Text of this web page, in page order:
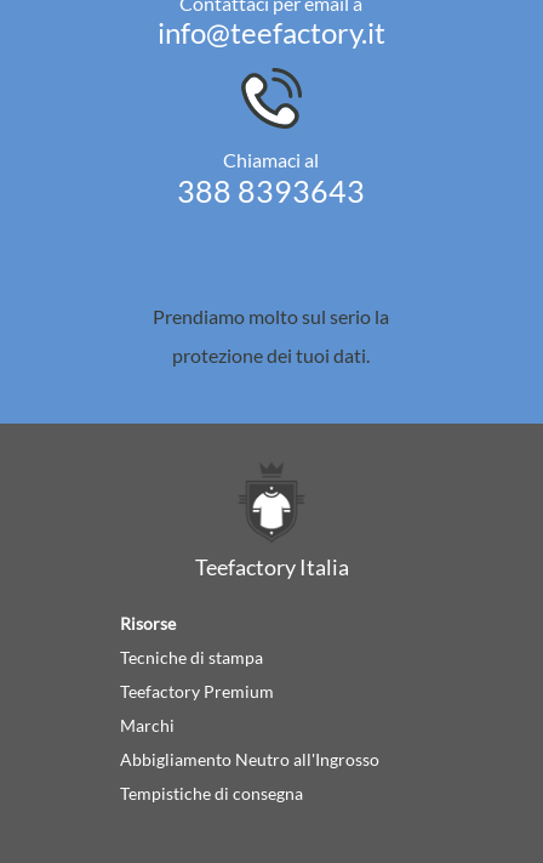
info@teefactory.it
Chiamaci al
388 8393643
Prendiamo molto sul serio la
protezione dei tuoi dati.
Teefactory Italia
Risorse
Tecniche di stampa
Teefactory Premium
Marchi
Abbigliamento Neutro all'Ingrosso
Tempistiche di consegna